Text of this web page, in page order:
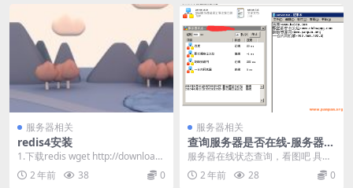
服务器相关
redis4安装
1.下载redis wget http://download.
redis.io/...
2 年前 38 0
服务器相关
查询服务器是否在线-服务器状
态查询小工具
服务器在线状态查询，看图吧 具体
也没什么好讲了。 软件由来： 下午
在办公室玩，突...
2 年前 28 0